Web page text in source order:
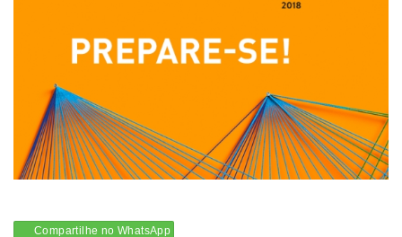
Compartilhe no WhatsApp